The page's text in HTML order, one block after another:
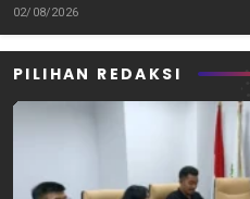
02/08/2026
PILIHAN REDAKSI